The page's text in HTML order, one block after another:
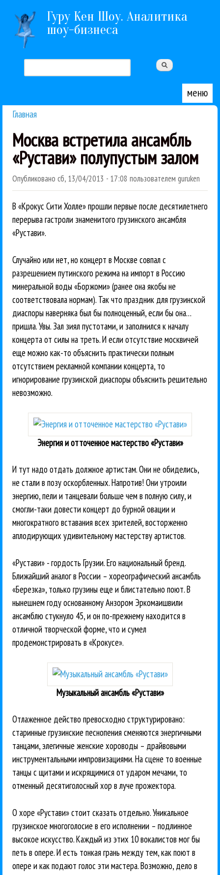
Перейти к основному содержанию
Гуру Кен Шоу. Аналитика
шоу-бизнеса
Форма поиска
меню
Главная
Москва встретила ансамбль
«Рустави» полупустым залом
Опубликовано сб, 13/04/2013 - 17:08 пользователем guruken
В «Крокус Сити Холле» прошли первые после десятилетнего
перерыва гастроли знаменитого грузинского ансамбля
«Рустави».
Случайно или нет, но концерт в Москве совпал с
разрешением путинского режима на импорт в Россию
минеральной воды «Боржоми» (ранее она якобы не
соответствовала нормам). Так что праздник для грузинской
диаспоры наверняка был бы полноценный, если бы она…
пришла. Увы. Зал зиял пустотами, и заполнился к началу
концерта от силы на треть. И если отсутствие москвичей
еще можно как-то объяснить практически полным
отсутствием рекламной компании концерта, то
игнорирование грузинской диаспоры объяснить решительно
невозможно.
Энергия и отточенное мастерство «Рустави»
И тут надо отдать должное артистам. Они не обиделись,
не стали в позу оскорбленных. Напротив! Они утроили
энергию, пели и танцевали больше чем в полную силу, и
смогли-таки довести концерт до бурной овации и
многократного вставания всех зрителей, восторженно
аплодирующих удивительному мастерству артистов.
«Рустави» - гордость Грузии. Его национальный бренд.
Ближайший аналог в России – хореографический ансамбль
«Березка», только грузины еще и блистательно поют. В
нынешнем году основанному Анзором Эркомаишвили
ансамблю стукнуло 45, и он по-прежнему находится в
отличной творческой форме, что и сумел
продемонстрировать в «Крокусе».
Музыкальный ансамбль «Рустави»
Отлаженное действо превосходно структурировано:
старинные грузинские песнопения сменяются энергичными
танцами, элегичные женские хороводы – драйвовыми
инструментальными импровизациями. На сцене то военные
танцы с щитами и искрящимися от ударом мечами, то
отменный десятиголосный хор в луче прожектора.
О хоре «Рустави» стоит сказать отдельно. Уникальное
грузинское многоголосие в его исполнении – подлинное
высокое искусство. Каждый из этих 10 вокалистов мог бы
петь в опере. И есть тонкая грань между тем, как поют в
опере и как подают голос эти мастера. Возможно, дело в